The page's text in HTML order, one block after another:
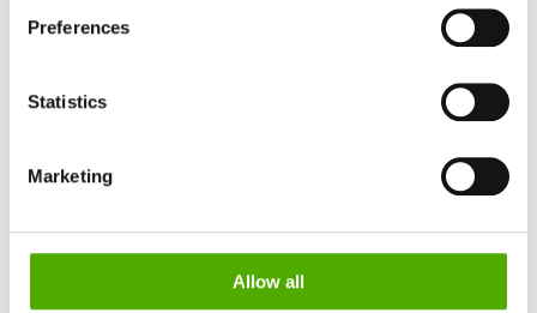
processing of your data collected on this website by
Google, YouTube Hubspot in the USA: By clicking on
"Accept all", you also agree in accordance with Article 49
Paragraph 1 Sentence 1 a GDPR that your data
European Court of Justice as a country with an
standards. In particular, there is a risk that your data may
Selection
Preferences
Statistics
Marketing
Allow all
Composants phosphatés de haute
biopharmaceutiques
disodique 2-hydraté et le
READ MORE